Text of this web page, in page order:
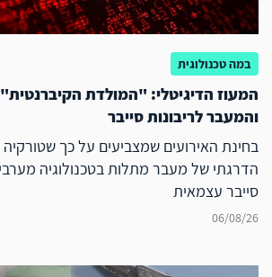
במה טכנולוגית
המעוז הדיגיטלי: "המולדת
והמעבר לריבונות סייבר
בחינת האירועים שמצביעים על כך
הדרגתי של מעבר מתלות בטכנולוגיה
סייבר עצמאית
06/08/26